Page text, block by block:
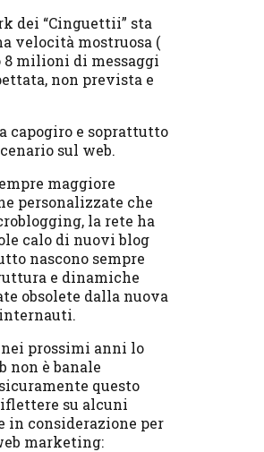
dei “Cinguettii” sta
velocità mostruosa (
8 milioni di messaggi
non prevista e
capogiro e soprattutto
sul web.
maggiore
personalizzate che
la rete ha
calo di nuovi blog
nascono sempre
e dinamiche
obsolete dalla nuova
nei prossimi anni lo
non è banale
questo
su alcuni
in considerazione per
marketing: